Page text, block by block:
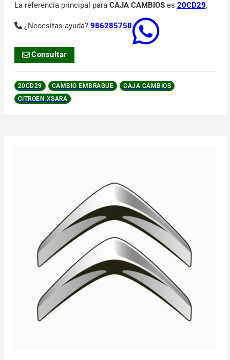
La referencia principal para CAJA CAMBIOSes 20CD29.
¿Necesitas ayuda? 986285758
Consultar
20CD29 CAMBIO EMBRAGUE
CAJA CAMBIOS
CITROEN XSARA